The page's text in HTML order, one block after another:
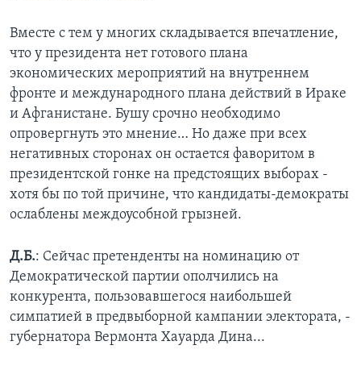
Вместе с тем у многих складывается впечатление,
что у президента нет готового плана
экономических мероприятий на внутреннем
фронте и международного плана действий в Ираке
и Афганистане. Бушу срочно необходимо
опровергнуть это мнение… Но даже при всех
негативных сторонах он остается фаворитом в
президентской гонке на предстоящих выборах -
хотя бы по той причине, что кандидаты-демократы
ослаблены междоусобной грызней.
Д.Б.: Сейчас претенденты на номинацию от
Демократической партии ополчились на
конкурента, пользовавшегося наибольшей
симпатией в предвыборной кампании электората, -
губернатора Вермонта Хауарда Дина...